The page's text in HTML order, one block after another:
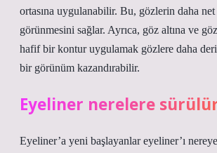
ortasına uygulanabilir. Bu, gözlerin daha
görünmesini sağlar. Ayrıca, göz altına ve
hafif bir kontur uygulamak gözlere daha
bir görünüm kazandırabilir.
Eyeliner nerelere
Eyeliner’a yeni başlayanlar eyeliner’ı nereye